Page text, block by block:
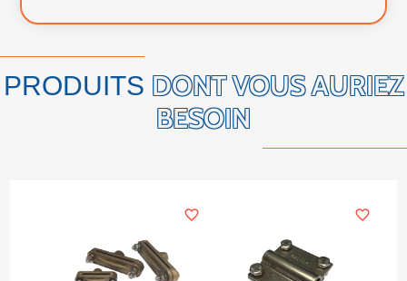
PRODUITS DONT VOUS AURIEZ
BESOIN
favorite_border favorite_border